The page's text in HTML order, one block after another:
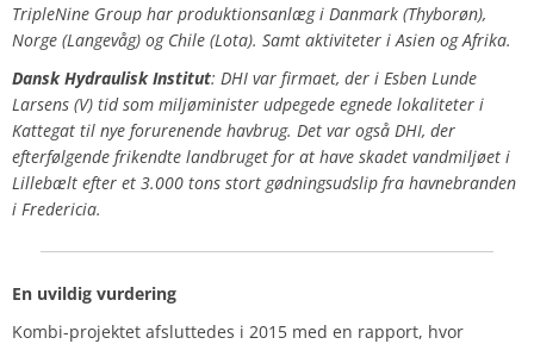
TripleNine Group har produktionsanlæg i Danmark (Thyborøn),
Norge (Langevåg) og Chile (Lota). Samt aktiviteter i Asien og Afrika.
Dansk Hydraulisk Institut: DHI var firmaet, der i Esben Lunde
Larsens (V) tid som miljøminister udpegede egnede lokaliteter i
Kattegat til nye forurenende havbrug. Det var også DHI, der
efterfølgende frikendte landbruget for at have skadet vandmiljøet i
Lillebælt efter et 3.000 tons stort gødningsudslip fra havnebranden
i Fredericia.
En uvildig vurdering
Kombi-projektet afsluttedes i 2015 med en rapport, hvor